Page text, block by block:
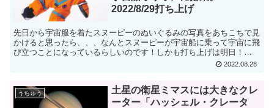
2022/8/29打ち上げ
先日から宇宙服を着たスヌーピーのぬいぐるみの写真をあちこちで見
かけると思ったら、、、なんとスヌーピーが宇宙船に乗って宇宙に飛
び立つことになっているらしいのです！しかも打ち上げは明日！
2022.08.28
うちゅう
土星の衛星ミマスには大きなクレ
ーター「ハッシェル・クレータ